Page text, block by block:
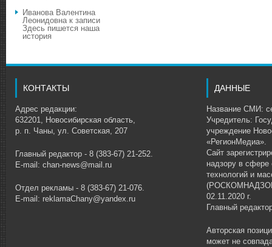
Иванова Валентина
Леонидовнак записи
Здесь пишется наша
история
КОНТАКТЫ
Адрес редакции:
632201, Новосибирская область,
р. п. Чаны, ул. Советская, 207
Главный редактор - 8 (383-67) 21-252.
E-mail: chan-news@mail.ru
Отдел рекламы - 8 (383-67) 21-076.
E-mail: reklamaChany@yandex.ru
ДАННЫЕ
Название СМИ:
Учредитель:
учреждение
«РегионМедиа».
Сайт
надзору в
технологий и
02.11.2020 г.
Главный
Авторская
может не